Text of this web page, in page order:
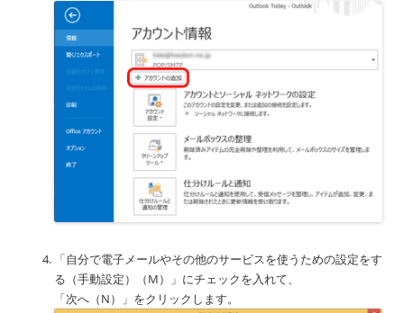
「自分で電子メールやその他のサービスを使うための設定をす
る（手動設定）（M）」にチェックを入れて、
「次へ（N）」をクリックします。